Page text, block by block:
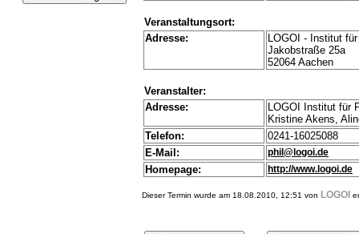
Veranstaltungsort:
Adresse:
LOGOI - Institut
Jakobstraße 25a
52064 Aachen
Veranstalter:
Adresse:
LOGOI Institut für
Kristine Akens,
Telefon:
0241-16025088
E-Mail:
phil@logoi.de
Homepage: http://www.logoi.de
Dieser Termin wurde am 18.08.2010, 12:51 von LOGOI